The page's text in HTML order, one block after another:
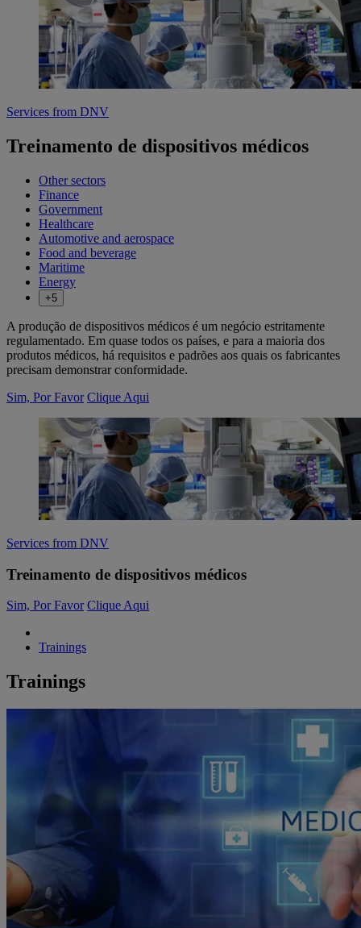
Services from DNV
Treinamento de dispositivos médicos
Other sectors
Finance
Government
Healthcare
Automotive and aerospace
Food and beverage
Maritime
Energy
+5
A produção de dispositivos médicos é um negócio estritamente
regulamentado. Em quase todos os países, e para a maioria dos
produtos médicos, há requisitos e padrões aos quais os fabricantes
precisam demonstrar conformidade.
Sim, Por Favor Clique Aqui
Services from DNV
Treinamento de dispositivos médicos
Sim, Por Favor Clique Aqui
Trainings
Trainings